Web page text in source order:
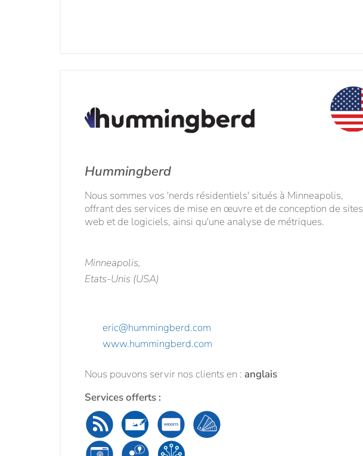
Hummingberd
Nous sommes vos 'nerds résidentiels' situés à Minneapolis,
offrant des services de mise en œuvre et de conception de sites
web et de logiciels, ainsi qu'une analyse de métriques.
Minneapolis,
Etats-Unis (USA)
eric@hummingberd.com
www.hummingberd.com
Nous pouvons servir nos clients en : anglais
Services offerts :